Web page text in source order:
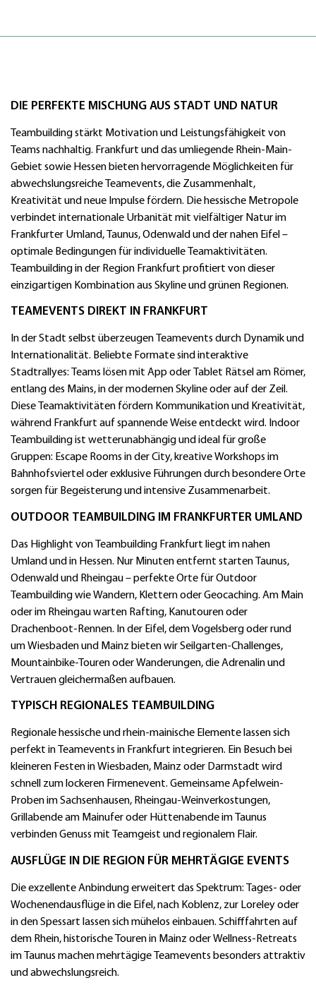
DIE PERFEKTE MISCHUNG AUS STADT UND NATUR
Teambuilding stärkt Motivation und Leistungsfähigkeit von
Teams nachhaltig. Frankfurt und das umliegende Rhein-Main-
Gebiet sowie Hessen bieten hervorragende Möglichkeiten für
abwechslungsreiche Teamevents, die Zusammenhalt,
Kreativität und neue Impulse fördern. Die hessische Metropole
verbindet internationale Urbanität mit vielfältiger Natur im
Frankfurter Umland, Taunus, Odenwald und der nahen Eifel –
optimale Bedingungen für individuelle Teamaktivitäten.
Teambuilding in der Region Frankfurt profitiert von dieser
einzigartigen Kombination aus Skyline und grünen Regionen.
TEAMEVENTS DIREKT IN FRANKFURT
In der Stadt selbst überzeugen Teamevents durch Dynamik und
Internationalität. Beliebte Formate sind interaktive
Stadtrallyes: Teams lösen mit App oder Tablet Rätsel am Römer,
entlang des Mains, in der modernen Skyline oder auf der Zeil.
Diese Teamaktivitäten fördern Kommunikation und Kreativität,
während Frankfurt auf spannende Weise entdeckt wird. Indoor
Teambuilding ist wetterunabhängig und ideal für große
Gruppen: Escape Rooms in der City, kreative Workshops im
Bahnhofsviertel oder exklusive Führungen durch besondere Orte
sorgen für Begeisterung und intensive Zusammenarbeit.
OUTDOOR TEAMBUILDING IM FRANKFURTER UMLAND
Das Highlight von Teambuilding Frankfurt liegt im nahen
Umland und in Hessen. Nur Minuten entfernt starten Taunus,
Odenwald und Rheingau – perfekte Orte für Outdoor
Teambuilding wie Wandern, Klettern oder Geocaching. Am Main
oder im Rheingau warten Rafting, Kanutouren oder
Drachenboot-Rennen. In der Eifel, dem Vogelsberg oder rund
um Wiesbaden und Mainz bieten wir Seilgarten-Challenges,
Mountainbike-Touren oder Wanderungen, die Adrenalin und
Vertrauen gleichermaßen aufbauen.
TYPISCH REGIONALES TEAMBUILDING
Regionale hessische und rhein-mainische Elemente lassen sich
perfekt in Teamevents in Frankfurt integrieren. Ein Besuch bei
kleineren Festen in Wiesbaden, Mainz oder Darmstadt wird
schnell zum lockeren Firmenevent. Gemeinsame Apfelwein-
Proben im Sachsenhausen, Rheingau-Weinverkostungen,
Grillabende am Mainufer oder Hüttenabende im Taunus
verbinden Genuss mit Teamgeist und regionalem Flair.
AUSFLÜGE IN DIE REGION FÜR MEHRTÄGIGE EVENTS
Die exzellente Anbindung erweitert das Spektrum: Tages- oder
Wochenendausflüge in die Eifel, nach Koblenz, zur Loreley oder
in den Spessart lassen sich mühelos einbauen. Schifffahrten auf
dem Rhein, historische Touren in Mainz oder Wellness-Retreats
im Taunus machen mehrtägige Teamevents besonders attraktiv
und abwechslungsreich.